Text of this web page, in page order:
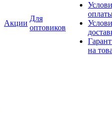
Акции
Для
оптовиков
на